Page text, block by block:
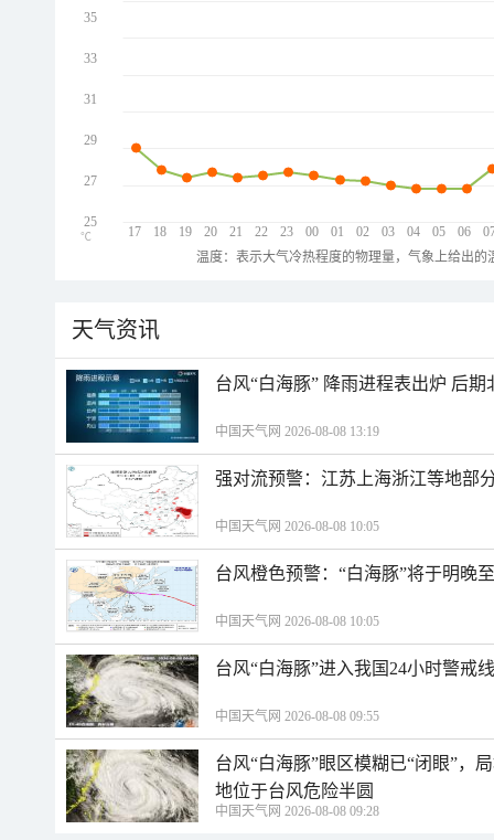
17 18 19 20 21 22 23 00 01 02 03 04 05 06
35
33
31
29
27
25
℃
温度：表示大气冷热程度的物理量，气象上给出
天气资讯
台风“白海豚” 降雨进程表出炉 后
中国天气网 2026-08-08 13:19
强对流预警：江苏上海浙江等地部
中国天气网 2026-08-08 10:05
台风橙色预警：“白海豚”将于明晚
中国天气网 2026-08-08 10:05
台风“白海豚”进入我国24小时警戒
中国天气网 2026-08-08 09:55
台风“白海豚”眼区模糊已“闭眼”，
地位于台风危险半圆
中国天气网 2026-08-08 09:28